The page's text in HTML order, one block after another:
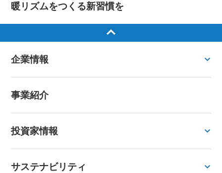
暖リズムをつくる新習慣を
企業情報
事業紹介
投資家情報
サステナビリティ